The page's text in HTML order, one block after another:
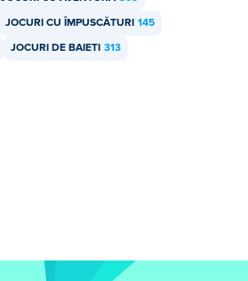
JOCURI CU ÎMPUSCĂTURI 145
JOCURI DE BAIETI 313